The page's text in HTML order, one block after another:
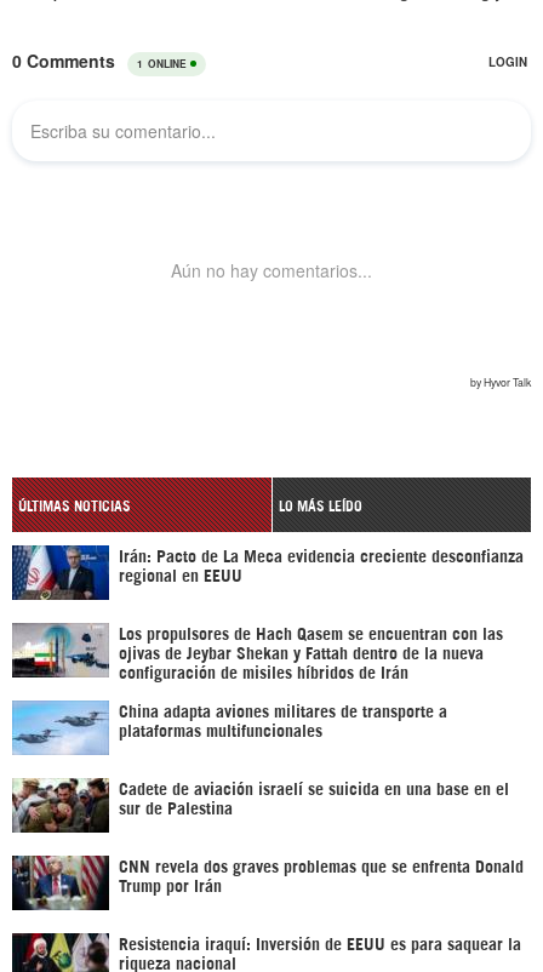
ÚLTIMAS NOTICIAS LO MÁS LEÍDO
Irán: Pacto de La Meca evidencia creciente desconfianza
regional en EEUU
Los propulsores de Hach Qasem se encuentran con las
ojivas de Jeybar Shekan y Fattah dentro de la nueva
configuración de misiles híbridos de Irán
China adapta aviones militares de transporte a
plataformas multifuncionales
Cadete de aviación israelí se suicida en una base en el
sur de Palestina
CNN revela dos graves problemas que se enfrenta Donald
Trump por Irán
Resistencia iraquí: Inversión de EEUU es para saquear la
riqueza nacional